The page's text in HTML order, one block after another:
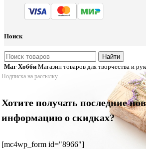
Поиск
Найти
Маг Хобби Магазин товаров для творчества и
Подписка на рассылку
Хотите получать последние
информацию о скидках?
[mc4wp_form id="8966"]